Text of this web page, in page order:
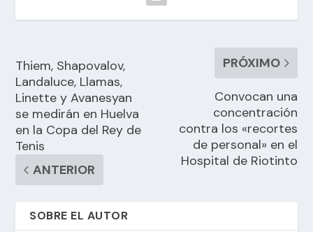
Thiem, Shapovalov,
Landaluce, Llamas,
Linette y Avanesyan
se medirán en Huelva
en la Copa del Rey de
Tenis
ANTERIOR
PRÓXIMO
Convocan una
concentración
contra los «recortes
de personal» en el
Hospital de Riotinto
SOBRE EL AUTOR